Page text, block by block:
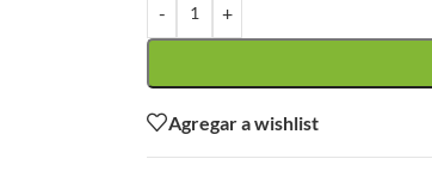
- +
Agregar a wishlist